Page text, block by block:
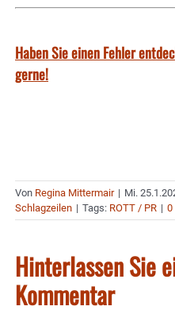
Haben Sie einen Fehler
gerne!
Von Regina Mittermair | Mi.
Schlagzeilen | Tags: ROTT / PR | 0
Hinterlassen Sie
Kommentar